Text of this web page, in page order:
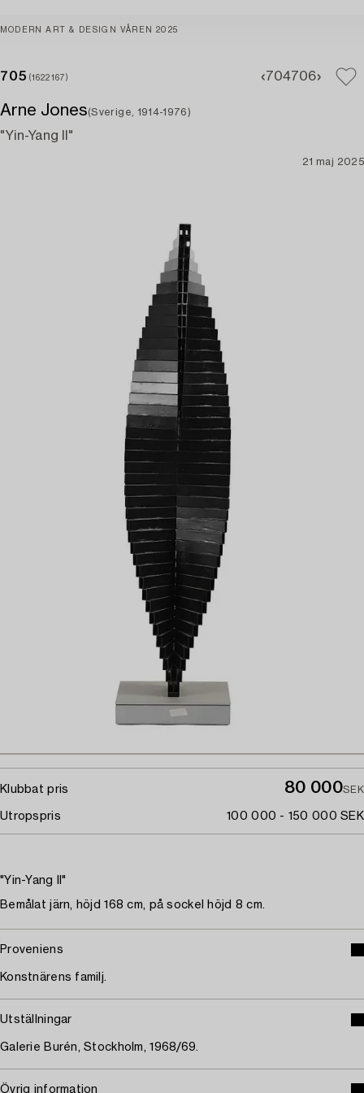
MODERN ART & DESIGN VÅREN 2025
705 (1622167) 704706
Arne Jones(Sverige, 1914-1976)
"Yin-Yang II"
21 maj 2025
Klubbat pris 80 000SEK
Utropspris 100 000 - 150 000 SEK
"Yin-Yang II"
Bemålat järn, höjd 168 cm, på sockel höjd 8 cm.
Proveniens
Konstnärens familj.
Utställningar
Galerie Burén, Stockholm, 1968/69.
Övrig information